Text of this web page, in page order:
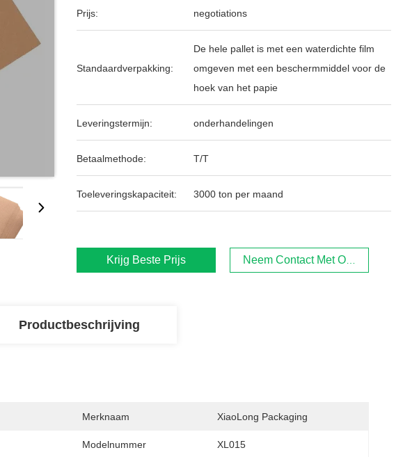
Prijs: negotiations
Standaardverpakking:
De hele pallet is met een waterdichte film
omgeven met een beschermmiddel voor de
hoek van het papie
Leveringstermijn: onderhandelingen
Betaalmethode: T/T
Toeleveringskapaciteit: 3000 ton per maand
Krijg Beste Prijs Neem Contact Met Ons Op
Productbeschrijving
Merknaam XiaoLong Packaging
Modelnummer XL015